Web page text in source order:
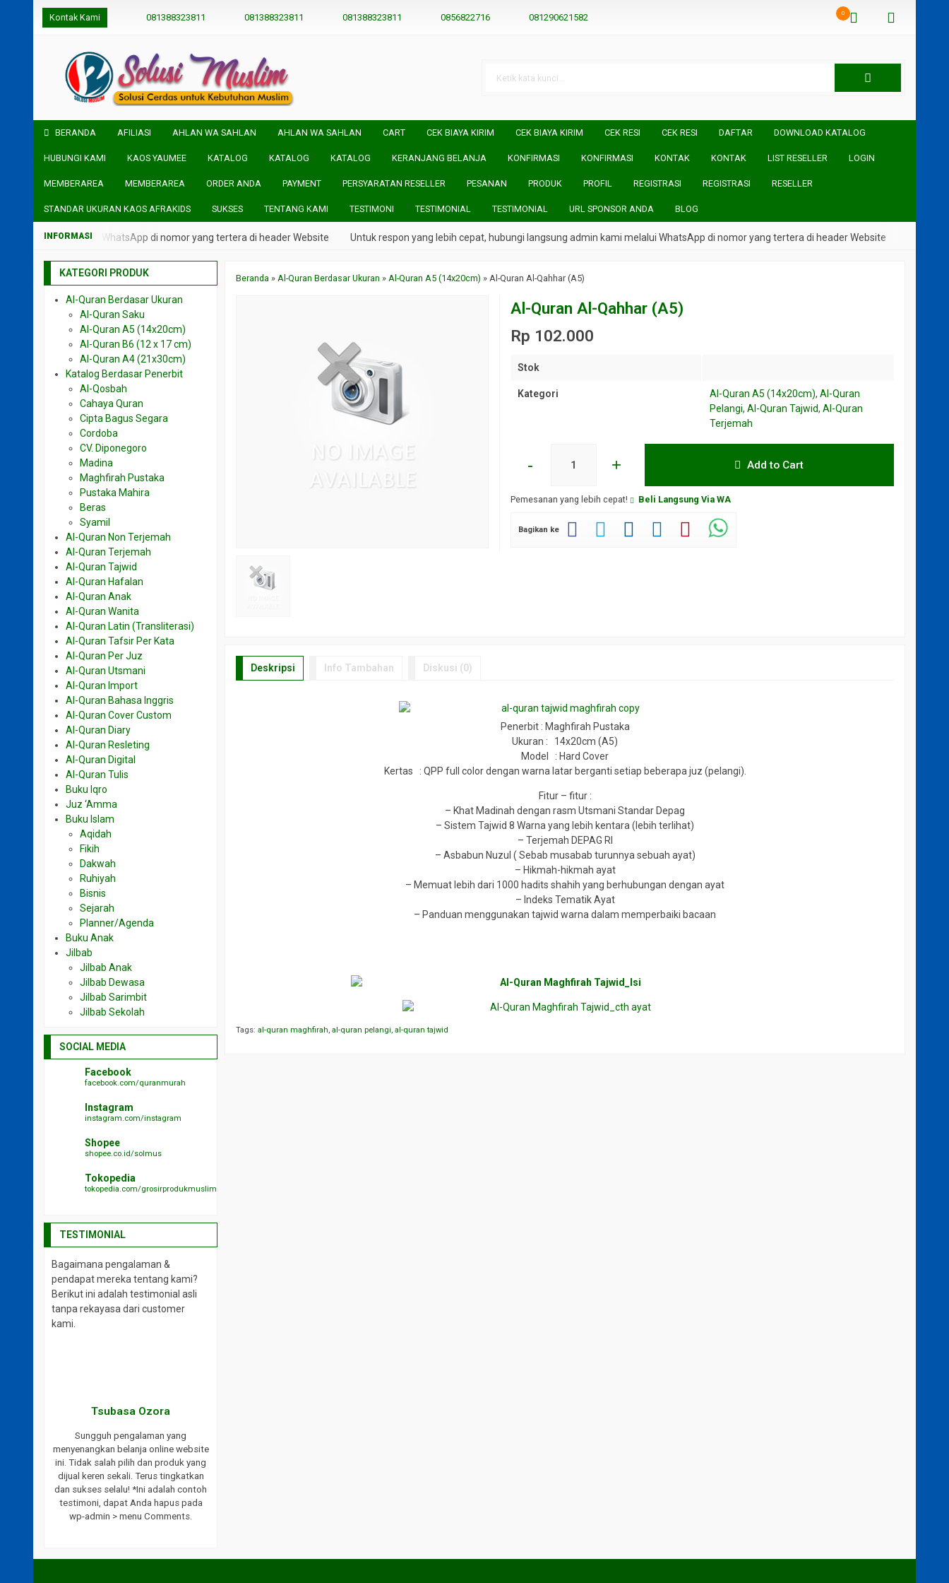
Kontak Kami 081388323811 081388323811 081388323811 0856822716 081290621582 0
BERANDA AFILIASI AHLAN WA SAHLAN AHLAN WA SAHLAN CART CEK BIAYA KIRIM CEK BIAYA KIRIM CEK RESI CEK RESI DAFTAR DOWNLOAD KATALOG
HUBUNGI KAMI KAOS YAUMEE KATALOG KATALOG KATALOG KERANJANG BELANJA KONFIRMASI KONFIRMASI KONTAK KONTAK LIST RESELLER LOGIN
MEMBERAREA MEMBERAREA ORDER ANDA PAYMENT PERSYARATAN RESELLER PESANAN PRODUK PROFIL REGISTRASI REGISTRASI RESELLER
STANDAR UKURAN KAOS AFRAKIDS SUKSES TENTANG KAMI TESTIMONI TESTIMONIAL TESTIMONIAL URL SPONSOR ANDA BLOG
kami melalui WhatsApp di nomor yang tertera di header Website Untuk respon yang lebih cepat, hubungi langsung admin kami melalui WhatsApp di nomor yang tertera di header Website
Beranda »Al-Quran Berdasar Ukuran »Al-Quran A5 (14x20cm) »Al-Quran Al-Qahhar (A5)
Al-Quran Al-Qahhar (A5)
Rp 102.000
Stok
Kategori Al-Quran A5 (14x20cm), Al-Quran
Pelangi, Al-Quran Tajwid, Al-Quran
Terjemah
- + Add to Cart
Pemesanan yang lebih cepat! Beli Langsung Via WA
Bagikan ke
Deskripsi Info Tambahan Diskusi (0)
Penerbit : Maghfirah Pustaka
Ukuran : 14x20cm (A5)
Model : Hard Cover
Kertas : QPP full color dengan warna latar berganti setiap beberapa juz (pelangi).
Fitur – fitur :
– Khat Madinah dengan rasm Utsmani Standar Depag
– Sistem Tajwid 8 Warna yang lebih kentara (lebih terlihat)
– Terjemah DEPAG RI
– Asbabun Nuzul ( Sebab musabab turunnya sebuah ayat)
– Hikmah-hikmah ayat
– Memuat lebih dari 1000 hadits shahih yang berhubungan dengan ayat
– Indeks Tematik Ayat
– Panduan menggunakan tajwid warna dalam memperbaiki bacaan
Tags:al-quran maghfirah,al-quran pelangi,al-quran tajwid
KATEGORI PRODUK
Al-Quran Berdasar Ukuran
Al-Quran Saku
Al-Quran A5 (14x20cm)
Al-Quran B6 (12 x 17 cm)
Al-Quran A4 (21x30cm)
Katalog Berdasar Penerbit
Al-Qosbah
Cahaya Quran
Cipta Bagus Segara
Cordoba
CV. Diponegoro
Madina
Maghfirah Pustaka
Pustaka Mahira
Beras
Syamil
Al-Quran Non Terjemah
Al-Quran Terjemah
Al-Quran Tajwid
Al-Quran Hafalan
Al-Quran Anak
Al-Quran Wanita
Al-Quran Latin (Transliterasi)
Al-Quran Tafsir Per Kata
Al-Quran Per Juz
Al-Quran Utsmani
Al-Quran Import
Al-Quran Bahasa Inggris
Al-Quran Cover Custom
Al-Quran Diary
Al-Quran Resleting
Al-Quran Digital
Al-Quran Tulis
Buku Iqro
Juz ‘Amma
Buku Islam
Aqidah
Fikih
Dakwah
Ruhiyah
Bisnis
Sejarah
Planner/Agenda
Buku Anak
Jilbab
Jilbab Anak
Jilbab Dewasa
Jilbab Sarimbit
Jilbab Sekolah
SOCIAL MEDIA
Facebook
facebook.com/quranmurah
Instagram
instagram.com/instagram
Shopee
shopee.co.id/solmus
Tokopedia
tokopedia.com/grosirprodukmuslim
TESTIMONIAL
Bagaimana pengalaman &
pendapat mereka tentang kami?
Berikut ini adalah testimonial asli
tanpa rekayasa dari customer
kami.
Tsubasa Ozora
Sungguh pengalaman yang
menyenangkan belanja online website
ini. Tidak salah pilih dan produk yang
dijual keren sekali. Terus tingkatkan
dan sukses selalu! *Ini adalah contoh
testimoni, dapat Anda hapus pada
wp-admin > menu Comments.